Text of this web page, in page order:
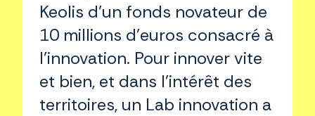
Keolis d’un fonds novateur de
10 millions d’euros consacré à
l’innovation. Pour innover vite
et bien, et dans l’intérêt des
territoires, un Lab innovation a